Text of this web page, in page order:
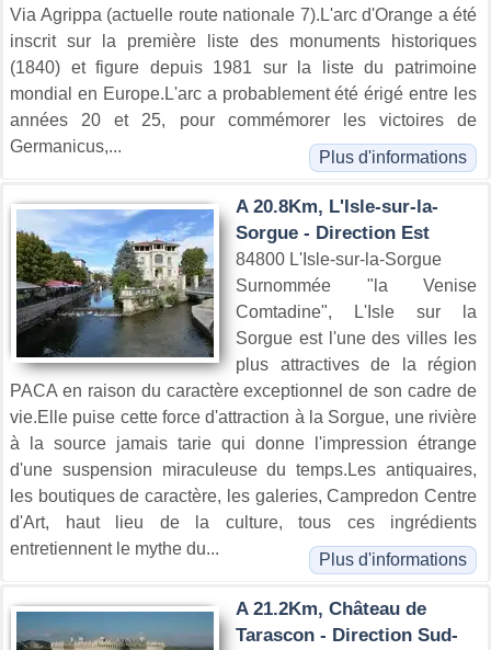
Via Agrippa (actuelle route nationale 7).L'arc d'Orange a été
inscrit sur la première liste des monuments historiques
(1840) et figure depuis 1981 sur la liste du patrimoine
mondial en Europe.L'arc a probablement été érigé entre les
années 20 et 25, pour commémorer les victoires de
Germanicus,...
Plus d'informations
A 20.8Km, L'Isle-sur-la-
Sorgue - Direction Est
84800 L'Isle-sur-la-Sorgue
Surnommée "la Venise
Comtadine", L'Isle sur la
Sorgue est l'une des villes les
plus attractives de la région
PACA en raison du caractère exceptionnel de son cadre de
vie.Elle puise cette force d'attraction à la Sorgue, une rivière
à la source jamais tarie qui donne l'impression étrange
d'une suspension miraculeuse du temps.Les antiquaires,
les boutiques de caractère, les galeries, Campredon Centre
d'Art, haut lieu de la culture, tous ces ingrédients
entretiennent le mythe du...
Plus d'informations
A 21.2Km, Château de
Tarascon - Direction Sud-